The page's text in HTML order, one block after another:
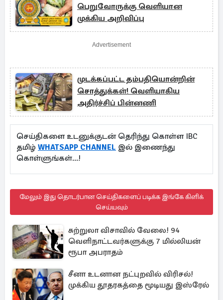
பெறுவோருக்கு வெளியான
முக்கிய அறிவிப்பு
Advertisement
முடக்கப்பட்ட தம்பதியொன்றின்
சொத்துக்கள்! வெளியாகிய
அதிர்ச்சிப் பின்னணி
செய்திகளை உடனுக்குடன் தெரிந்து கொள்ள IBC
தமிழ் WHATSAPP CHANNEL இல் இணைந்து
கொள்ளுங்கள்...!
மேலும் இது தொடர்பான செய்திகளைப் படிக்க இங்கே கிளிக்
செய்யவும்
சுற்றுலா விசாவில் வேலை! 94
வெளிநாட்டவர்களுக்கு 7 மில்லியன்
ரூபா அபராதம்
சீனா உடனான நட்புறவில் விரிசல்!
முக்கிய தூதரகத்தை மூடியது இஸ்ரேல்